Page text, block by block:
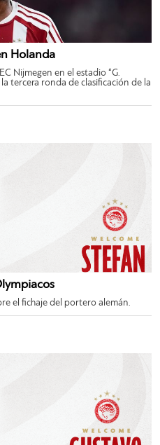
Holanda
Nijmegen en el estadio “G.
tercera ronda de clasificación de la
el fichaje del portero alemán.